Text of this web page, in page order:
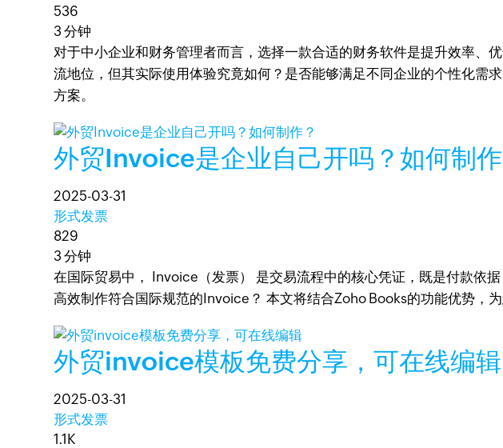
536
3 分钟
对于中小企业和财务管理者而言，选择一款合适的财务软件是提升效率
流地位，但其实际使用体验究竟如何？是否能够满足不同企业的个性化需
方案。
外贸Invoice是企业自己开吗？如何制作
2025-03-31
形式发票
829
3 分钟
在国际贸易中， Invoice（发票） 是交易流程中的核心凭证，既是付款依
高效制作符合国际规范的Invoice？ 本文将结合Zoho Books的功能优势，为
外贸invoice模板免费分享，可在线编辑
2025-03-31
形式发票
1.1K